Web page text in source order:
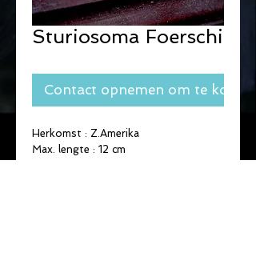
Sturiosoma Foerschi
Contact opnemen om te kopen
Herkomst : Z.Amerika
Max. lengte : 12 cm